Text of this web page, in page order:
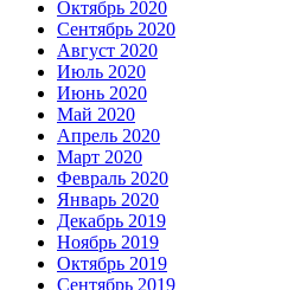
Октябрь 2020
Сентябрь 2020
Август 2020
Июль 2020
Июнь 2020
Май 2020
Апрель 2020
Март 2020
Февраль 2020
Январь 2020
Декабрь 2019
Ноябрь 2019
Октябрь 2019
Сентябрь 2019